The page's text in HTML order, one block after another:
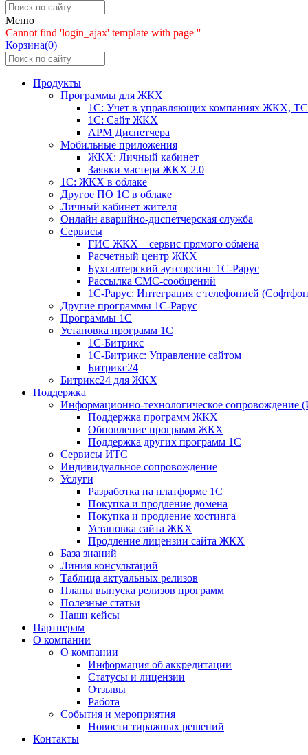
Меню
Cannot find 'login_ajax' template with page ''
Корзина(0)
Продукты
Программы для ЖКХ
1С: Учет в управляющих компаниях ЖКХ,
1С: Сайт ЖКХ
АРМ Диспетчера
Мобильные приложения
ЖКХ: Личный кабинет
Заявки мастера ЖКХ 2.0
1С: ЖКХ в облаке
Другое ПО 1С в облаке
Личный кабинет жителя
Онлайн аварийно-диспетчерская служба
Сервисы
ГИС ЖКХ – сервис прямого обмена
Расчетный центр ЖКХ
Бухгалтерский аутсорсинг 1С-Рарус
Рассылка СМС-сообщений
1С-Рарус: Интеграция с телефонией
Другие программы 1С-Рарус
Программы 1С
Установка программ 1С
1С-Битрикс
1С-Битрикс: Управление сайтом
Битрикс24
Битрикс24 для ЖКХ
Поддержка
Информационно-технологическое сопровождение
Поддержка программ ЖКХ
Обновление программ ЖКХ
Поддержка других программ 1С
Сервисы ИТС
Индивидуальное сопровождение
Услуги
Разработка на платформе 1С
Покупка и продление домена
Покупка и продление хостинга
Установка сайта ЖКХ
Продление лицензии сайта ЖКХ
База знаний
Линия консультаций
Таблица актуальных релизов
Планы выпуска релизов программ
Полезные статьи
Наши кейсы
Партнерам
О компании
О компании
Информация об аккредитации
Статусы и лицензии
Отзывы
Работа
События и мероприятия
Новости тиражных решений
Контакты